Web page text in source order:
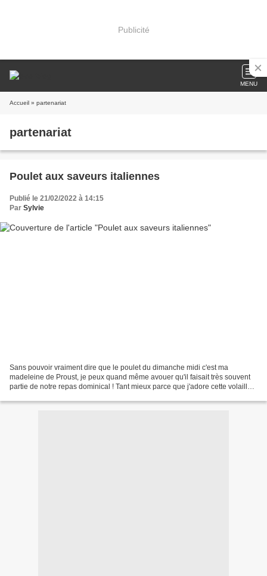
Publicité
MENU
Accueil » partenariat
partenariat
Poulet aux saveurs italiennes
Publié le 21/02/2022 à 14:15
Par Sylvie
Sans pouvoir vraiment dire que le poulet du dimanche midi c'est ma
madeleine de Proust, je peux quand même avouer qu'il faisait très souvent
partie de notre repas dominical ! Tant mieux parce que j'adore cette volaille